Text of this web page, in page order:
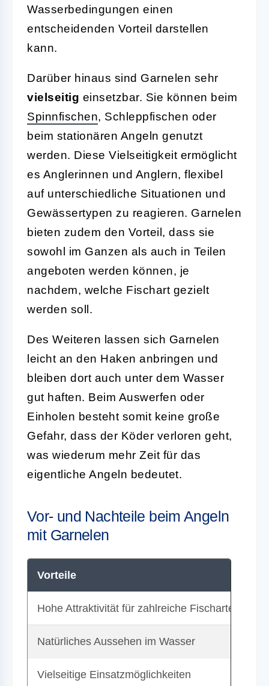
Wasserbedingungen einen
entscheidenden Vorteil darstellen
kann.
Darüber hinaus sind Garnelen sehr
vielseitig einsetzbar. Sie können beim
Spinnfischen, Schleppfischen oder
beim stationären Angeln genutzt
werden. Diese Vielseitigkeit ermöglicht
es Anglerinnen und Anglern, flexibel
auf unterschiedliche Situationen und
Gewässertypen zu reagieren. Garnelen
bieten zudem den Vorteil, dass sie
sowohl im Ganzen als auch in Teilen
angeboten werden können, je
nachdem, welche Fischart gezielt
werden soll.
Des Weiteren lassen sich Garnelen
leicht an den Haken anbringen und
bleiben dort auch unter dem Wasser
gut haften. Beim Auswerfen oder
Einholen besteht somit keine große
Gefahr, dass der Köder verloren geht,
was wiederum mehr Zeit für das
eigentliche Angeln bedeutet.
Vor- und Nachteile beim Angeln
mit Garnelen
Vorteile
Hohe Attraktivität für zahlreiche Fischarten
Natürliches Aussehen im Wasser
Vielseitige Einsatzmöglichkeiten